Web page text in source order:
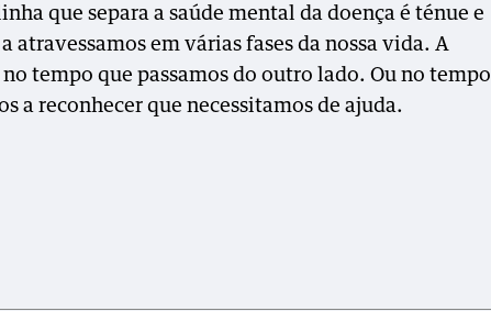
que separa a saúde mental da doença é ténue e
atravessamos em várias fases da nossa vida. A
tempo que passamos do outro lado. Ou no tempo
a reconhecer que necessitamos de ajuda.